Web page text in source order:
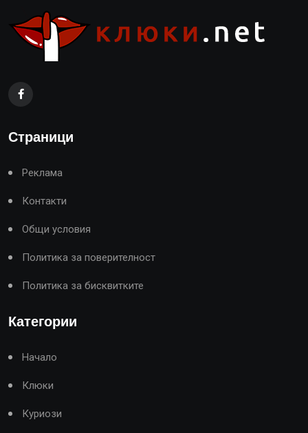
Страници
Реклама
Контакти
Общи условия
Политика за поверителност
Политика за бисквитките
Категории
Начало
Клюки
Куриози